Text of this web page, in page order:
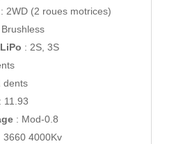
: 2WD (2 roues motrices)
: 2S, 3S
: 11.93
: Mod-0.8
4000Kv